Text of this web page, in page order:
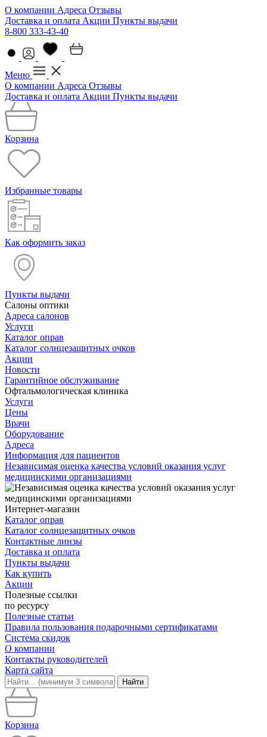
О компании Адреса Отзывы
Доставка и оплата Акции Пункты выдачи
8-800 333-43-40
Меню
О компании Адреса Отзывы
Доставка и оплата Акции Пункты выдачи
Корзина
Избранные товары
Как оформить заказ
Пункты выдачи
Салоны оптики
Адреса салонов
Услуги
Каталог оправ
Каталог солнцезащитных очков
Акции
Новости
Гарантийное обслуживание
Офтальмологическая клиника
Услуги
Цены
Врачи
Оборудование
Адреса
Информация для пациентов
Независимая оценка качества условий оказания услуг
медицинскими организациями
Интернет-магазин
Каталог оправ
Каталог солнцезащитных очков
Контактные линзы
Доставка и оплата
Пункты выдачи
Как купить
Акции
Полезные ссылки
по ресурсу
Полезные статьи
Правила пользования подарочными сертификатами
Система скидок
О компании
Контакты руководителей
Карта сайта
Найти
Корзина